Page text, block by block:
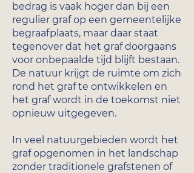
bedrag is vaak hoger dan bij een
regulier graf op een gemeentelijke
begraafplaats, maar daar staat
tegenover dat het graf doorgaans
voor onbepaalde tijd blijft bestaan.
De natuur krijgt de ruimte om zich
rond het graf te ontwikkelen en
het graf wordt in de toekomst niet
opnieuw uitgegeven.
In veel natuurgebieden wordt het
graf opgenomen in het landschap
zonder traditionele grafstenen of